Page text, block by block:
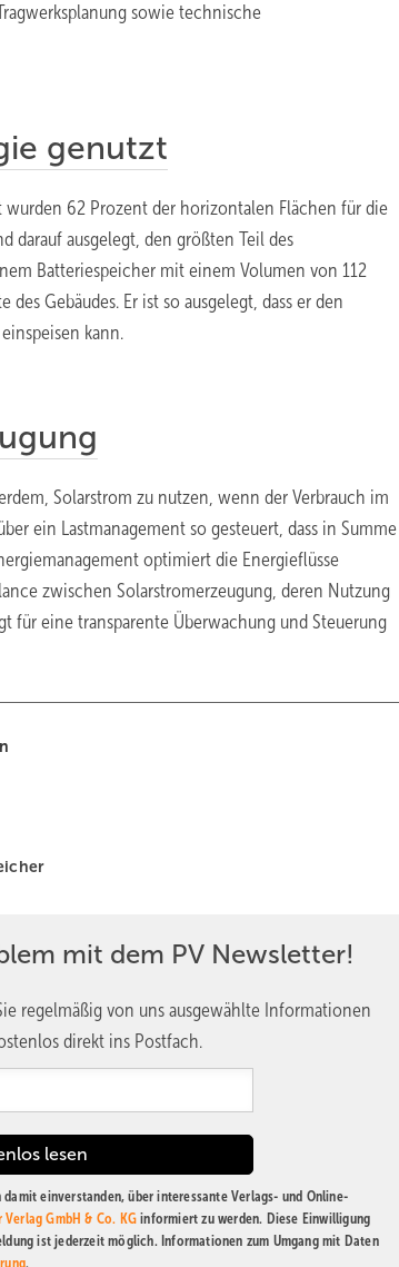
sowie technische
genutzt
62 Prozent der horizontalen Flächen für die
darauf ausgelegt, den größten Teil des
Batteriespeicher mit einem Volumen von 112
Gebäudes. Er ist so ausgelegt, dass er den
kann.
Solarstrom zu nutzen, wenn der Verbrauch im
ein Lastmanagement so gesteuert, dass in Summe
optimiert die Energieflüsse
zwischen Solarstromerzeugung, deren Nutzung
für eine transparente Überwachung und Steuerung
mit dem PV Newsletter!
regelmäßig von uns ausgewählte Informationen
direkt ins Postfach.
einverstanden, über interessante Verlags- und Online-
GmbH & Co. KG informiert zu werden. Diese Einwilligung
ist jederzeit möglich. Informationen zum Umgang mit Daten
.